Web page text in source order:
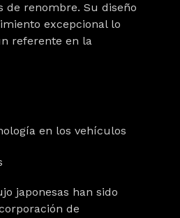
de renombre. Su diseño
excepcional lo
referente en la
en los vehículos
japonesas han sido
de